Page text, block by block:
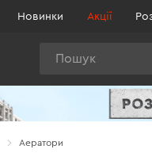
Новинки Акції
Аератори